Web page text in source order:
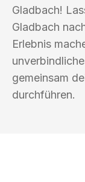
Gladbach!
Gladbach
Erlebnis
gemeinsam
durchführen.